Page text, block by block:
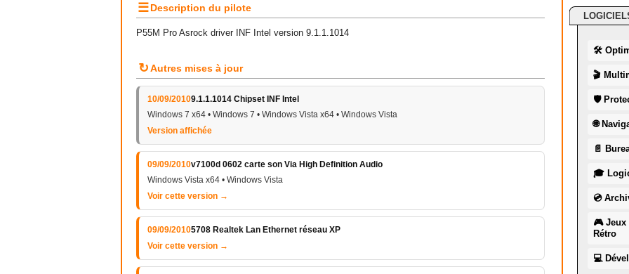
☰Description du pilote
P55M Pro Asrock driver INF Intel version 9.1.1.1014
↻Autres mises à jour
10/09/20109.1.1.1014 Chipset INF Intel
Windows 7 x64 • Windows 7 • Windows Vista x64 • Windows Vista
Version affichée
09/09/2010v7100d 0602 carte son Via High Definition Audio
Windows Vista x64 • Windows Vista
Voir cette version →
09/09/20105708 Realtek Lan Ethernet réseau XP
Voir cette version →
🛠
🎬
🛡
🌐
📄
🎓
💿
🎮 Jeux
Rétro
💻